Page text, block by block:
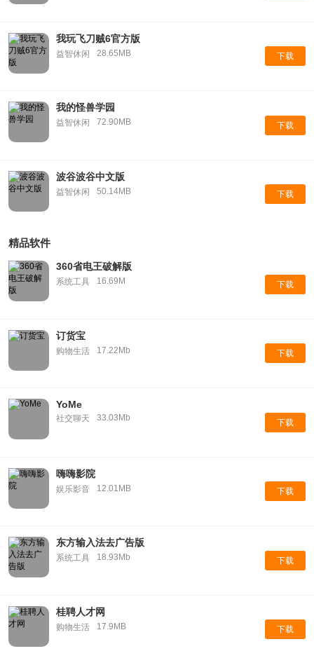
我玩飞刀贼6官方版
益智休闲 28.65MB 下载
我的怪兽学园
益智休闲 72.90MB 下载
波谷波谷中文版
益智休闲 50.14MB 下载
精品软件
360省电王破解版
系统工具 16.69M 下载
订货宝
购物生活 17.22Mb 下载
YoMe
社交聊天 33.03Mb 下载
嗨嗨影院
娱乐影音 12.01MB 下载
东方输入法去广告版
系统工具 18.93Mb 下载
桂聘人才网
购物生活 17.9MB 下载